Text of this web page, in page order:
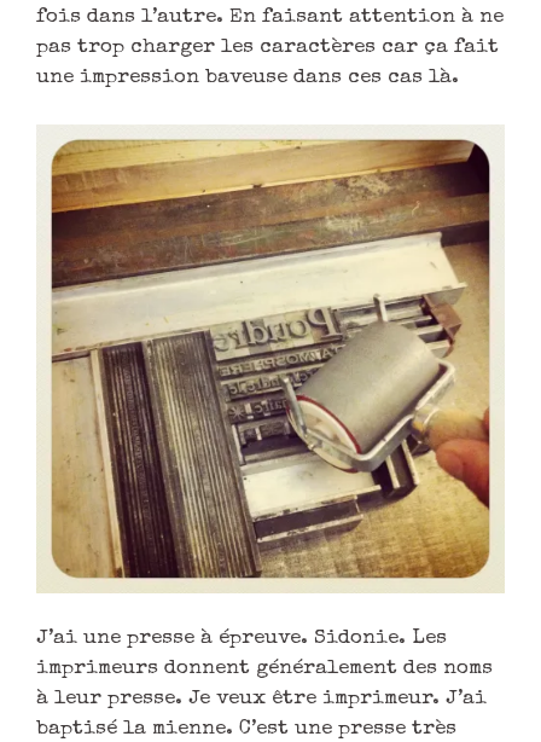
fois dans l’autre. En faisant attention à ne
pas trop charger les caractères car ça fait
une impression baveuse dans ces cas là.
J’ai une presse à épreuve. Sidonie. Les
imprimeurs donnent généralement des noms
à leur presse. Je veux être imprimeur. J’ai
baptisé la mienne. C’est une presse très